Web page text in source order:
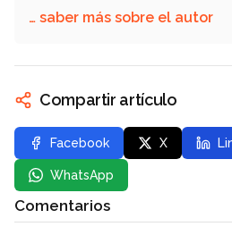
… saber más sobre el autor
Compartir artículo
Facebook X
WhatsApp
Comentarios